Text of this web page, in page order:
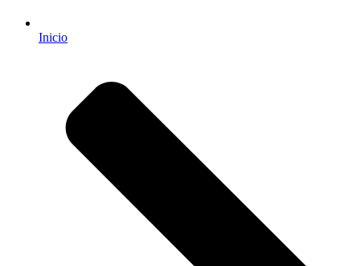
Inicio